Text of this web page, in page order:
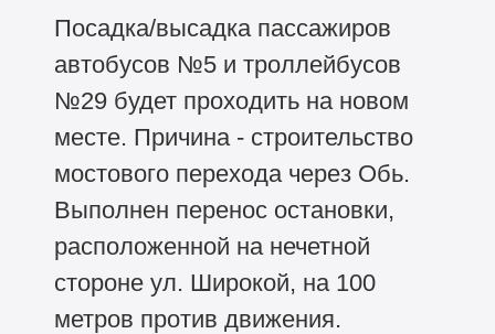
Посадка/высадка пассажиров
автобусов №5 и троллейбусов
№29 будет проходить на новом
месте. Причина - строительство
мостового перехода через Обь.
Выполнен перенос остановки,
расположенной на нечетной
стороне ул. Широкой, на 100
метров против движения.